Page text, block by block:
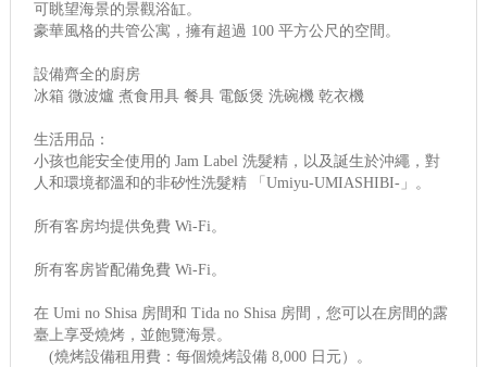
可眺望海景的景觀浴缸。
豪華風格的共管公寓，擁有超過 100 平方公尺的空間。
設備齊全的廚房
冰箱 微波爐 煮食用具 餐具 電飯煲 洗碗機 乾衣機
生活用品：
小孩也能安全使用的 Jam Label 洗髮精，以及誕生於沖繩，對
人和環境都溫和的非矽性洗髮精 「Umiyu-UMIASHIBI-」。
所有客房均提供免費 Wi-Fi。
所有客房皆配備免費 Wi-Fi。
在 Umi no Shisa 房間和 Tida no Shisa 房間，您可以在房間的露
臺上享受燒烤，並飽覽海景。
(燒烤設備租用費：每個燒烤設備 8,000 日元）。